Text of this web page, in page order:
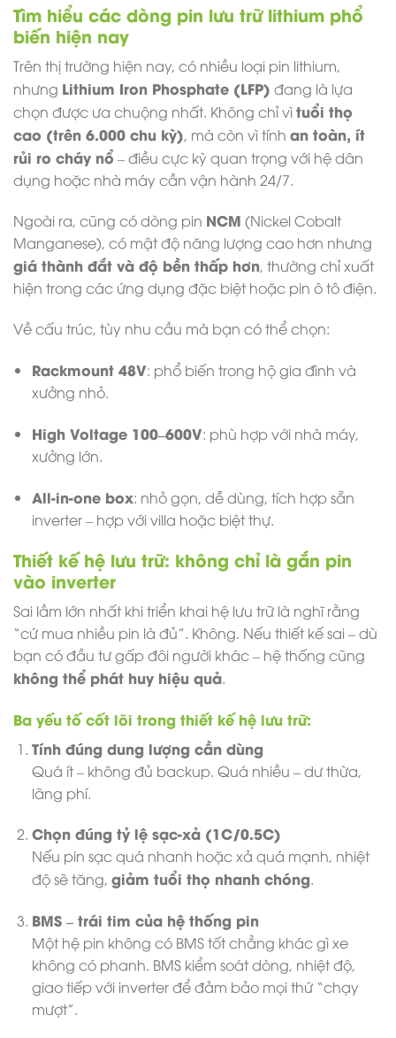
Tìm hiểu các dòng pin lưu trữ lithium phổ
biến hiện nay
Trên thị trường hiện nay, có nhiều loại pin lithium,
nhưng Lithium Iron Phosphate (LFP) đang là lựa
chọn được ưa chuộng nhất. Không chỉ vìtuổi thọ
cao (trên 6.000 chu kỳ), mà còn vì tính an toàn, ít
rủi ro cháy nổ – điều cực kỳ quan trọng với hệ dân
dụng hoặc nhà máy cần vận hành 24/7.
Ngoài ra, cũng có dòng pin NCM (Nickel Cobalt
Manganese), có mật độ năng lượng cao hơn nhưng
giá thành đắt và độ bền thấp hơn, thường chỉ xuất
hiện trong các ứng dụng đặc biệt hoặc pin ô tô điện.
Về cấu trúc, tùy nhu cầu mà bạn có thể chọn:
Rackmount 48V: phổ biến trong hộ gia đình và
xưởng nhỏ.
High Voltage 100–600V: phù hợp với nhà máy,
xưởng lớn.
All-in-one box: nhỏ gọn, dễ dùng, tích hợp sẵn
inverter – hợp với villa hoặc biệt thự.
Thiết kế hệ lưu trữ: không chỉ là gắn pin
vào inverter
Sai lầm lớn nhất khi triển khai hệ lưu trữ là nghĩ rằng
“cứ mua nhiều pin là đủ”. Không. Nếu thiết kế sai – dù
bạn có đầu tư gấp đôi người khác – hệ thống cũng
không thể phát huy hiệu quả.
Ba yếu tố cốt lõi trong thiết kế hệ lưu trữ:
Tính đúng dung lượng cần dùng
Quá ít – không đủ backup. Quá nhiều – dư thừa,
lãng phí.
Chọn đúng tỷ lệ sạc-xả (1C/0.5C)
Nếu pin sạc quá nhanh hoặc xả quá mạnh, nhiệt
độ sẽ tăng, giảm tuổi thọ nhanh chóng.
BMS – trái tim của hệ thống pin
Một hệ pin không có BMS tốt chẳng khác gì xe
không có phanh. BMS kiểm soát dòng, nhiệt độ,
giao tiếp với inverter để đảm bảo mọi thứ “chạy
mượt”.